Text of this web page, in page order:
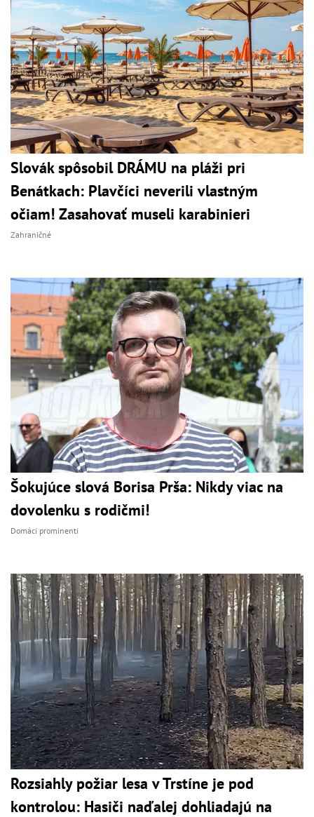
Slovák spôsobil DRÁMU na pláži pri
Benátkach: Plavčíci neverili vlastným
očiam! Zasahovať museli karabinieri
Zahraničné
Šokujúce slová Borisa Prša: Nikdy viac na
dovolenku s rodičmi!
Domáci prominenti
Rozsiahly požiar lesa v Trstíne je pod
kontrolou: Hasiči naďalej dohliadajú na